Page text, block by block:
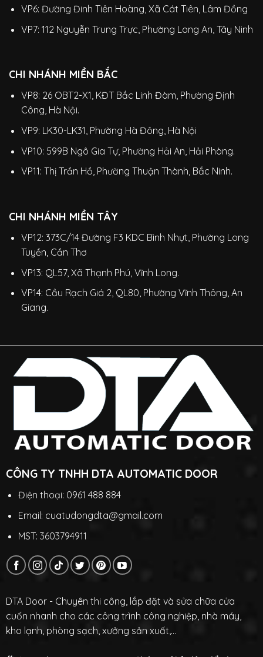
VP6: Đường Đinh Tiên Hoàng, Xã Cát Tiên, Lâm Đồng
VP7: 112 Nguyễn Trung Trực, Phường Long An, Tây Ninh
CHI NHÁNH MIỀN BẮC
VP8: 26 OBT2-X1, KĐT Bắc Linh Đàm, Phường Định
Công, Hà Nội.
VP9: LK30-LK31, Phường Hà Đông, Hà Nội
VP10: 599B Ngô Gia Tự, Phường Hải An, Hải Phòng.
VP11: Thị Trần Hồ, Phường Thuận Thành, Bắc Ninh.
CHI NHÁNH MIỀN TÂY
VP12: 373C/14 Đường F3 KDC Bình Nhựt, Phường Long
Tuyền, Cần Thơ
VP13: QL57, Xã Thạnh Phú, Vĩnh Long.
VP14: Cầu Rạch Giá 2, QL80, Phường Vĩnh Thông, An
Giang.
CÔNG TY TNHH DTA AUTOMATIC DOOR
Điện thoại: 0961 488 884
Email: cuatudongdta@gmail.com
MST: 3603794911
DTA Door - Chuyên thi công, lắp đặt và sửa chữa cửa
cuốn nhanh cho các công trình công nghiệp, nhà máy,
kho lạnh, phòng sạch, xưởng sản xuất,...